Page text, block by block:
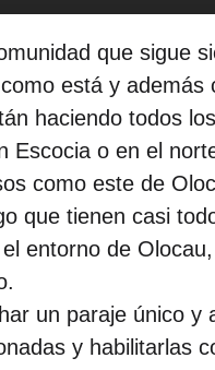
que sigue
está y
haciendo todos
Escocia o en el
como este de
que tienen casi
entorno de
un paraje único
y habilitarlas